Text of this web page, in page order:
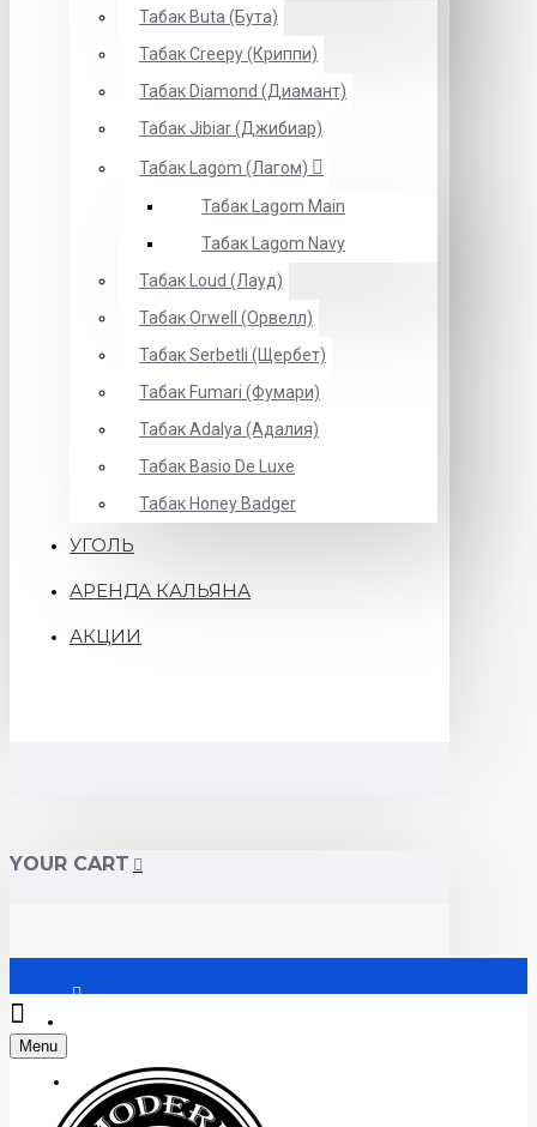
Табак Buta (Бута)
Табак Creepy (Криппи)
Табак Diamond (Диамант)
Табак Jibiar (Джибиар)
Табак Lagom (Лагом)
Табак Lagom Main
Табак Lagom Navy
Табак Loud (Лауд)
Табак Orwell (Орвелл)
Табак Serbetli (Щербет)
Табак Fumari (Фумари)
Табак Adalya (Адалия)
Табак Basio De Luxe
Табак Honey Badger
УГОЛЬ
АРЕНДА КАЛЬЯНА
АКЦИИ
YOUR CART
Регистрация
Menu